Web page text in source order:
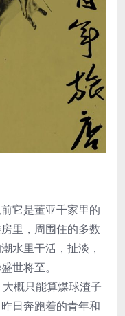
它是董亚千家里的
里，周围住的多数
水里干活，扯淡，
世将至。
概只能算煤球渣子
日奔跑着的青年和